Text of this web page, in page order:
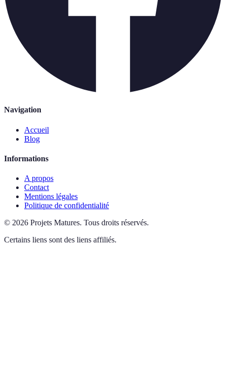
Navigation
Accueil
Blog
Informations
A propos
Contact
Mentions légales
Politique de confidentialité
© 2026 Projets Matures. Tous droits réservés.
Certains liens sont des liens affiliés.